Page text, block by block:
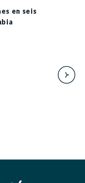
en seis